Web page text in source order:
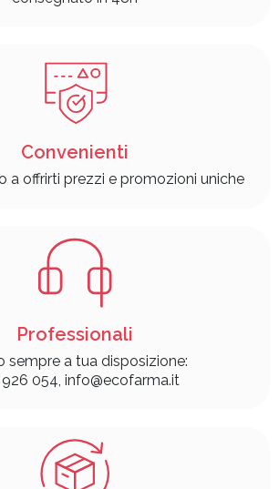
Convenienti
a offrirti prezzi e promozioni uniche
Professionali
sempre a tua disposizione:
054, info@ecofarma.it